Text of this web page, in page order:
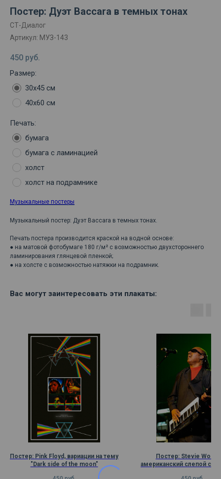
Постер: Дуэт Baccara в темных тонах
СТ-Диалог
Артикул: МУЗ-143
450 руб.
Размер:
30х45 см
40х60 см
Печать:
бумага
бумага с ламинацией
холст
холст на подрамнике
Музыкальные постеры
Музыкальный постер: Дуэт Baccara в темных тонах.
Печать постера производится краской на водной основе:
● на матовой фотобумаге 180 г/м² с возможностью двухстороннего
ламинирования глянцевой пленкой;
● на холсте с возможностью натяжки на подрамник.
Вас могут заинтересовать эти плакаты:
Постер: Pink Floyd, вариации на тему
"Dark side of the moon"
Постер: Stevie
американский слепой